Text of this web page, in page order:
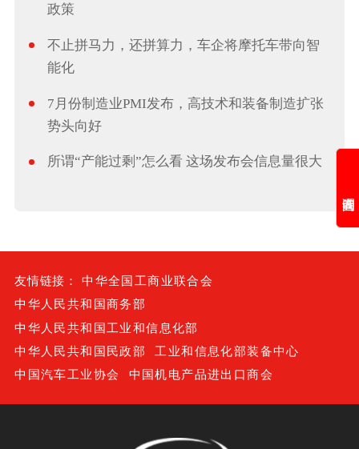
政策
不止拼马力，还拼算力，车企将摩托车带向智
能化
7月份制造业PMI发布，高技术和装备制造扩张
势头向好
所谓“产能过剩”怎么看 这场发布会信息量很大
友情链接：
中华全国工商业联合会
中华人民共和国商务部
中华人民共和国工业和信息化部
中华人民共和国民政部
工业和信息化部装备中心
中国汽车工业协会
中国机电产品进出口商会